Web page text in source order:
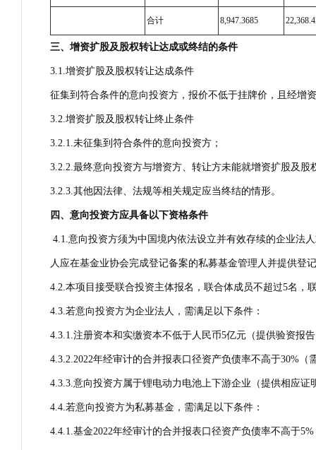
合计 8,947.3685
三、增资扩股及股权转让达成或终结的条件
3.1.增资扩股及股权转让达成条件
征集到符合条件的意向投资方，报价不低于挂牌价，且经增
3.2.增资扩股及股权转让终止条件
3.2.1.未征集到符合条件的意向投资方；
3.2.2.最终意向投资方与增资方、转让方未能就增资扩股及股
3.2.3.其他因法律、法规等相关规定应当终结的情形。
四、 意向投资方应具备以下资格条件
4.1.意向投资方须为中国境内依法设立并有效存续的企业法
人应在基金业协会完成登记备案的私募基金管理人并提供登
4.2.本项目接受联合投资主体报名，联合体成员不超过5名，
4.3.若意向投资方为企业法人，需满足以下条件：
4.3.1.注册资本和实缴资本不低于人民币5亿元（提供验资报
4.3.2.2022年经审计的合并报表口径资产负债率不高于30%（
4.3.3.意向投资方属于锂电动力电池上下游企业（提供相应证
4.4.若意向投资方为私募基金，需满足以下条件：
4.4.1.基金2022年经审计的合并报表口径资产负债率不高于